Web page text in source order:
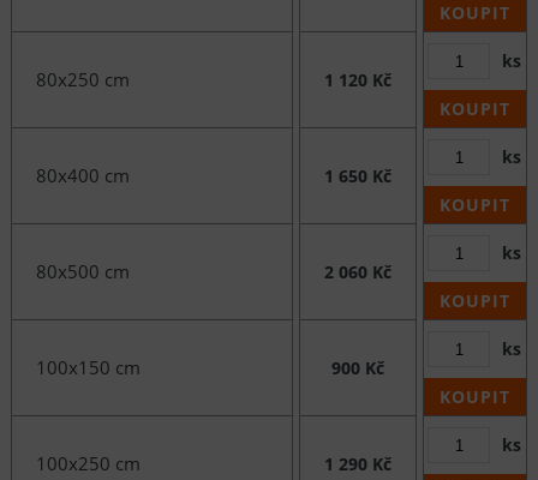
KOUPIT
80x250 cm 1 120 Kč
ks
KOUPIT
80x400 cm 1 650 Kč
ks
KOUPIT
80x500 cm 2 060 Kč
ks
KOUPIT
100x150 cm 900 Kč
ks
KOUPIT
100x250 cm 1 290 Kč
ks